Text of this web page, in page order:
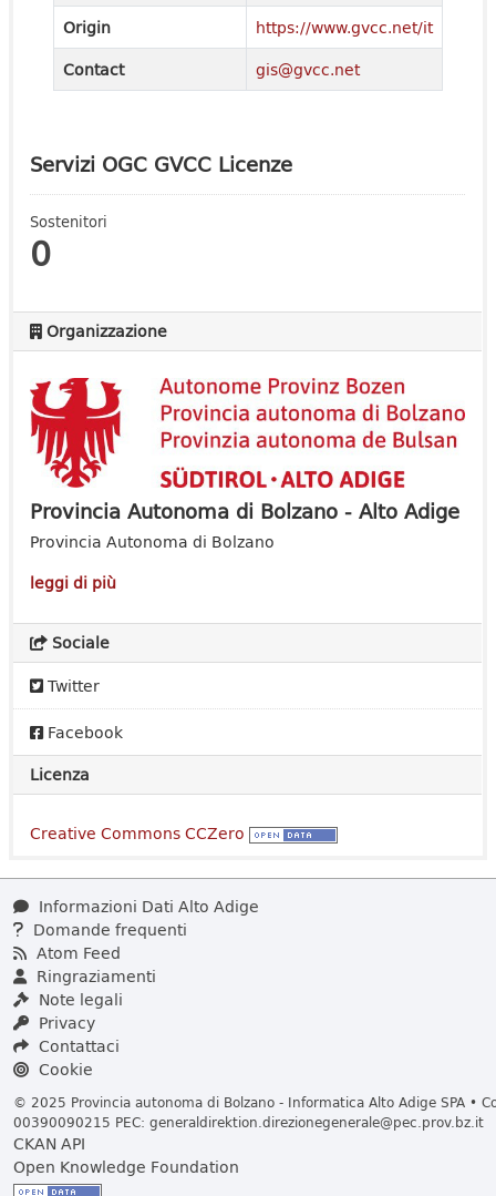
Servizi OGC GVCC Licenze
Sostenitori
0
Organizzazione
Provincia Autonoma di Bolzano - Alto Adige
Provincia Autonoma di Bolzano
leggi di più
Sociale
Twitter
Facebook
Licenza
Creative Commons CCZero
Origin
https://www.gvcc.net/it
Contact
gis@gvcc.net
Informazioni Dati Alto Adige
Domande frequenti
Atom Feed
Ringraziamenti
Note legali
Privacy
Contattaci
Cookie
© 2025 Provincia autonoma di Bolzano - Informatica Alto Adige SPA •
00390090215 PEC: generaldirektion.direzionegenerale@pec.prov.bz.it
CKAN API
Open Knowledge Foundation